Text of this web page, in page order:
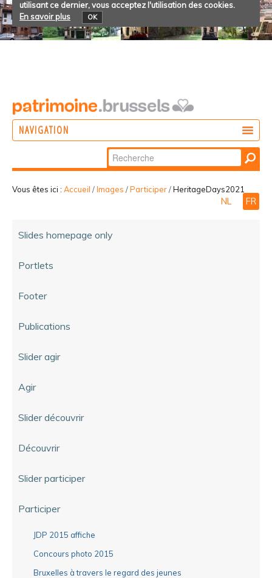
utilisant ce dernier, vous acceptez l'utilisation des cookies.
En savoir plus
OK
NAVIGATION
Chercher par
Recherche
avancée…
Vous êtes ici : Accueil /Images /Participer/HeritageDays2021
NL FR
Slides homepage only
Portlets
Footer
Publications
Slider agir
Agir
Slider découvrir
Découvrir
Slider participer
Participer
JDP 2015 affiche
Concours photo 2015
Bruxelles à travers le regard des jeunes